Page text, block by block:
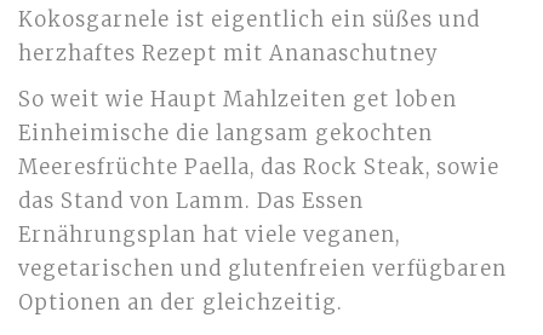
Kokosgarnele ist eigentlich ein süßes und
herzhaftes Rezept mit Ananaschutney
So weit wie Haupt Mahlzeiten get loben
Einheimische die langsam gekochten
Meeresfrüchte Paella, das Rock Steak, sowie
das Stand von Lamm. Das Essen
Ernährungsplan hat viele veganen,
vegetarischen und glutenfreien verfügbaren
Optionen an der gleichzeitig.